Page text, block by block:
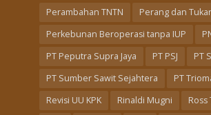
Perambahan TNTN
Perang dan
Perkebunan Beroperasi tanpa IUP
PT Peputra Supra Jaya
PT PSJ
PT
PT Sumber Sawit Sejahtera
PT
Revisi UU KPK
Rinaldi Mugni
Ross